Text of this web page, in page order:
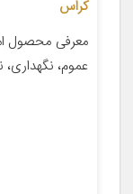
کراس
معرفی محصول
عموم،